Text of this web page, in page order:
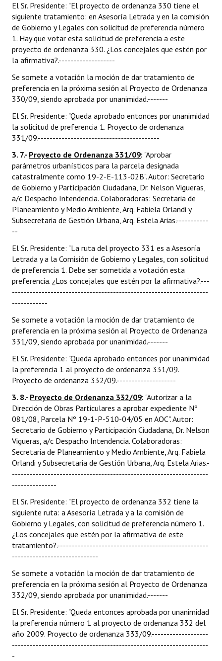
El Sr. Presidente: "El proyecto de ordenanza 330 tiene el
siguiente tratamiento: en Asesoría Letrada y en la comisión
de Gobierno y Legales con solicitud de preferencia número
1. Hay que votar esta solicitud de preferencia a este
proyecto de ordenanza 330. ¿Los concejales que estén por
la afirmativa?.-------------------
Se somete a votación la moción de dar tratamiento de
preferencia en la próxima sesión al Proyecto de Ordenanza
330/09, siendo aprobada por unanimidad.-------
El Sr. Presidente: "Queda aprobado entonces por unanimidad
la solicitud de preferencia 1. Proyecto de ordenanza
331/09.-----------------------------------------
3. 7.- Proyecto de Ordenanza 331/09: "Aprobar
parámetros urbanísticos para la parcela designada
catastralmente como 19-2-E-113-02B". Autor: Secretario
de Gobierno y Participación Ciudadana, Dr. Nelson Vigueras,
a/c Despacho Intendencia. Colaboradoras: Secretaria de
Planeamiento y Medio Ambiente, Arq. Fabiela Orlandi y
Subsecretaria de Gestión Urbana, Arq. Estela Arias.-----------
--
El Sr. Presidente: "La ruta del proyecto 331 es a Asesoría
Letrada y a la Comisión de Gobierno y Legales, con solicitud
de preferencia 1. Debe ser sometida a votación esta
preferencia. ¿Los concejales que estén por la afirmativa?.---
------------------------------------------------------------------
------------
Se somete a votación la moción de dar tratamiento de
preferencia en la próxima sesión al Proyecto de Ordenanza
331/09, siendo aprobada por unanimidad.-------
El Sr. Presidente: "Queda aprobado entonces por unanimidad
la preferencia 1 al proyecto de ordenanza 331/09.
Proyecto de ordenanza 332/09.--------------------
3. 8.- Proyecto de Ordenanza 332/09: "Autorizar a la
Dirección de Obras Particulares a aprobar expediente Nº
081/08, Parcela Nº 19-1-P-510-04/05 en AOC". Autor:
Secretario de Gobierno y Participación Ciudadana, Dr. Nelson
Vigueras, a/c Despacho Intendencia. Colaboradoras:
Secretaria de Planeamiento y Medio Ambiente, Arq. Fabiela
Orlandi y Subsecretaria de Gestión Urbana, Arq. Estela Arias.-
------------------------------------------------------------------
---------------
El Sr. Presidente: "El proyecto de ordenanza 332 tiene la
siguiente ruta: a Asesoría Letrada y a la comisión de
Gobierno y Legales, con solicitud de preferencia número 1.
¿Los concejales que estén por la afirmativa de este
tratamiento?.---------------------------------------------------
-----------------------------
Se somete a votación la moción de dar tratamiento de
preferencia en la próxima sesión al Proyecto de Ordenanza
332/09, siendo aprobada por unanimidad.-------
El Sr. Presidente: "Queda entonces aprobada por unanimidad
la preferencia número 1 al proyecto de ordenanza 332 del
año 2009. Proyecto de ordenanza 333/09.-------------------
------------------------------------------------------------------
-